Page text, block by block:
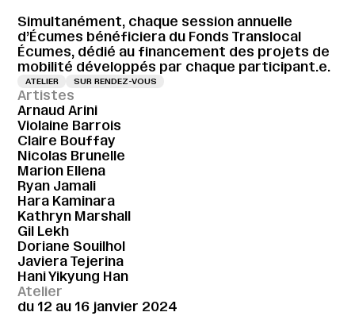
Simultanément, chaque session annuelle
d’Écumes bénéficiera du Fonds Translocal
Écumes, dédié au financement des projets de
mobilité développés par chaque participant.e.
ATELIER SUR RENDEZ-VOUS
Artistes
Arnaud Arini
Violaine Barrois
Claire Bouffay
Nicolas Brunelle
Marion Ellena
Ryan Jamali
Hara Kaminara
Kathryn Marshall
Gil Lekh
Doriane Souilhol
Javiera Tejerina
Hani Yikyung Han
Atelier
du 12 au 16 janvier 2024